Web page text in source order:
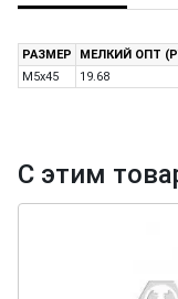
РАЗМЕР МЕЛКИЙ ОПТ
M5x45
19.68
С этим